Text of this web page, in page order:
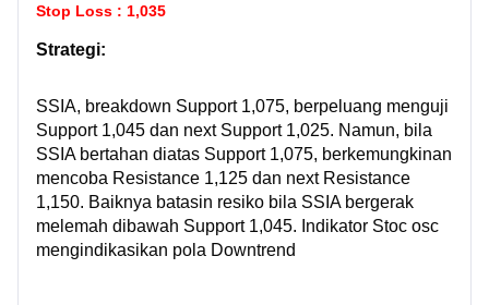
Stop Loss : 1,035
Strategi:
SSIA, breakdown Support 1,075, berpeluang menguji
Support 1,045 dan next Support 1,025. Namun, bila
SSIA bertahan diatas Support 1,075, berkemungkinan
mencoba Resistance 1,125 dan next Resistance
1,150. Baiknya batasin resiko bila SSIA bergerak
melemah dibawah Support 1,045. Indikator Stoc osc
mengindikasikan pola Downtrend